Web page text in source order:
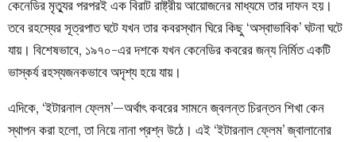
কেনেডির মৃত্যুর পরপরই এক বিরাট রাষ্ট্রীয় আয়োজনের মাধ্যমে তার দাফন হয়।
তবে রহস্যের সূত্রপাত ঘটে যখন তার কবরস্থান ঘিরে কিছু ‘অস্বাভাবিক’ ঘটনা ঘটে
যায়। বিশেষভাবে, ১৯৭০-এর দশকে যখন কেনেডির কবরের জন্য নির্মিত একটি
ভাস্কর্য রহস্যজনকভাবে অদৃশ্য হয়ে যায়।
এদিকে, ‘ইটারনাল ফ্লেম’—অর্থাৎ কবরের সামনে জ্বলন্ত চিরন্তন শিখা কেন
স্থাপন করা হলো, তা নিয়ে নানা প্রশ্ন উঠে। এই ‘ইটারনাল ফ্লেম’ জ্বালানোর